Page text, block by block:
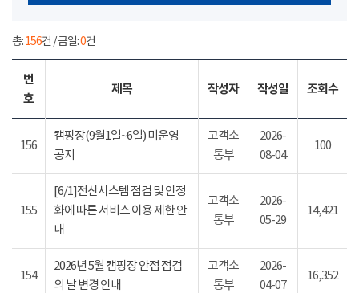
총:156건 / 금일:0건
번
호
제목 작성자 작성일 조회수
156
캠핑장(9월1일~6일) 미운영
공지
고객소
통부
2026-
08-04
100
155
[6/1]전산시스템 점검 및 안정
화에 따른 서비스 이용 제한 안
내
고객소
통부
2026-
05-29
14,421
154
2026년 5월 캠핑장 안점 점검
의 날 변경 안내
고객소
통부
2026-
04-07
16,352